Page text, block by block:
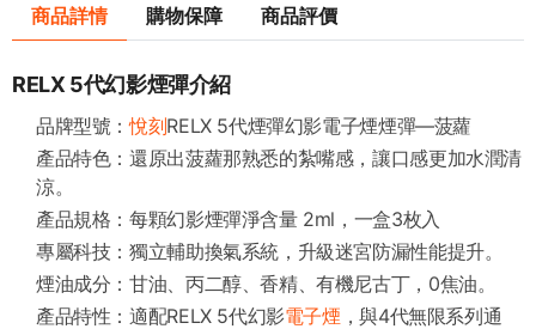
商品詳情 購物保障 商品評價
RELX 5代幻影煙彈介紹
品牌型號：悅刻RELX 5代煙彈幻影電子煙煙彈—菠蘿
產品特色：還原出菠蘿那熟悉的紮嘴感，讓口感更加水潤清
涼。
產品規格：每顆幻影煙彈淨含量 2ml，一盒3枚入
專屬科技：獨立輔助換氣系統，升級迷宮防漏性能提升。
煙油成分：甘油、丙二醇、香精、有機尼古丁，0焦油。
產品特性：適配RELX 5代幻影電子煙 ，與4代無限系列通